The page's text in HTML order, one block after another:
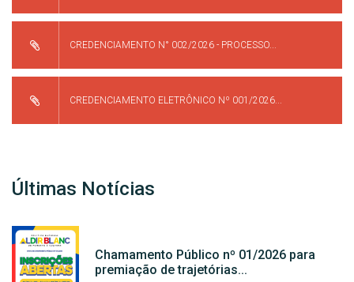
CREDENCIAMENTO N° 002/2026 - PROCESSO...
CREDENCIAMENTO ELETRÔNICO Nº 001/2026...
Últimas Notícias
Chamamento Público nº 01/2026 para
premiação de trajetórias...